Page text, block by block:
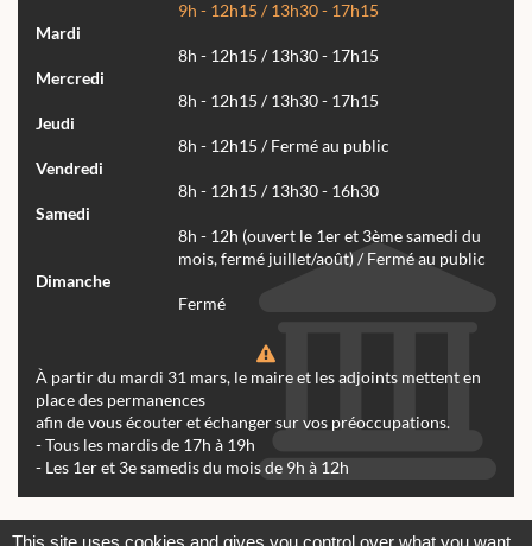
9h - 12h15 / 13h30 - 17h15
Mardi
8h - 12h15 / 13h30 - 17h15
Mercredi
8h - 12h15 / 13h30 - 17h15
Jeudi
8h - 12h15 / Fermé au public
Vendredi
8h - 12h15 / 13h30 - 16h30
Samedi
8h - 12h (ouvert le 1er et 3ème samedi du
mois, fermé juillet/août) / Fermé au public
Dimanche
Fermé
À partir du mardi 31 mars, le maire et les adjoints mettent en
place des permanences
afin de vous écouter et échanger sur vos préoccupations.
- Tous les mardis de 17h à 19h
- Les 1er et 3e samedis du mois de 9h à 12h
This site uses cookies and gives you control over what you want